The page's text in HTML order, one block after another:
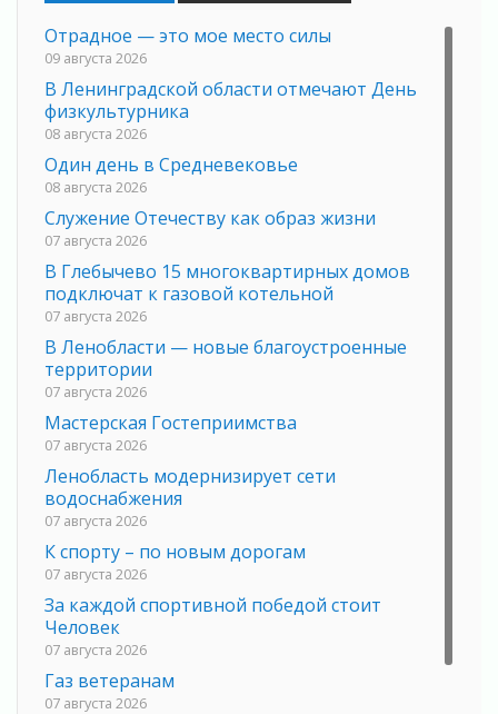
Отрадное — это мое место силы
09 августа 2026
В Ленинградской области отмечают День
физкультурника
08 августа 2026
Один день в Средневековье
08 августа 2026
Служение Отечеству как образ жизни
07 августа 2026
В Глебычево 15 многоквартирных домов
подключат к газовой котельной
07 августа 2026
В Ленобласти — новые благоустроенные
территории
07 августа 2026
Мастерская Гостеприимства
07 августа 2026
Ленобласть модернизирует сети
водоснабжения
07 августа 2026
К спорту – по новым дорогам
07 августа 2026
За каждой спортивной победой стоит
Человек
07 августа 2026
Газ ветеранам
07 августа 2026